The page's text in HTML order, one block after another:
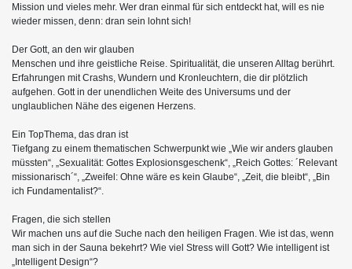
Mission und vieles mehr. Wer dran einmal für sich entdeckt hat, will es nie
wieder missen, denn: dran sein lohnt sich!
Der Gott, an den wir glauben
Menschen und ihre geistliche Reise. Spiritualität, die unseren Alltag berührt.
Erfahrungen mit Crashs, Wundern und Kronleuchtern, die dir plötzlich
aufgehen. Gott in der unendlichen Weite des Universums und der
unglaublichen Nähe des eigenen Herzens.
Ein TopThema, das dran ist
Tiefgang zu einem thematischen Schwerpunkt wie „Wie wir anders glauben
müssten“, „Sexualität: Gottes Explosionsgeschenk“, „Reich Gottes: ´Relevant
missionarisch´“, „Zweifel: Ohne wäre es kein Glaube“, „Zeit, die bleibt“, „Bin
ich Fundamentalist?“.
Fragen, die sich stellen
Wir machen uns auf die Suche nach den heiligen Fragen. Wie ist das, wenn
man sich in der Sauna bekehrt? Wie viel Stress will Gott? Wie intelligent ist
„Intelligent Design“?